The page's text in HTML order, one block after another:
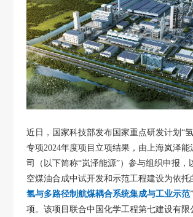
近日，国家科技部发布国家重点研发计划“
专项2024年度项目立项结果，由上海岚泽能
司（以下简称“岚泽能源”）参与组织申报，
空煤油合成中试开发和示范工程建设为依托
氢与多路径制航煤耦合系统集成与工业示范
项。该项目联合中国化学工程第七建设有限